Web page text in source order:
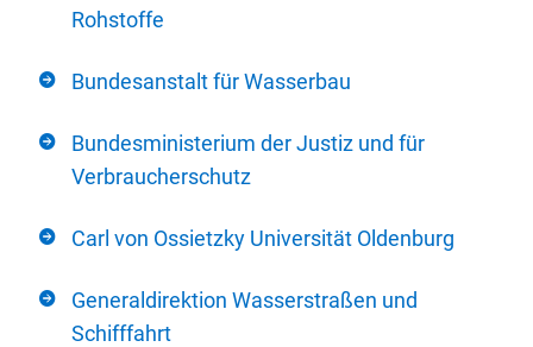
Rohstoffe
Bundesanstalt für Wasserbau
Bundesministerium der Justiz und für
Verbraucherschutz
Carl von Ossietzky Universität Oldenburg
Generaldirektion Wasserstraßen und
Schifffahrt